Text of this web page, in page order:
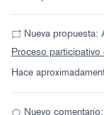
Hace
Nueva propuesta:
Proceso
Nuevo comentario: